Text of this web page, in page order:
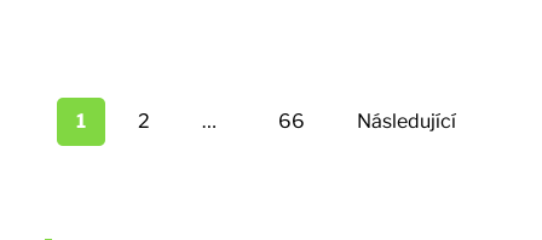
příspěvků
1 2 … 66 Následující